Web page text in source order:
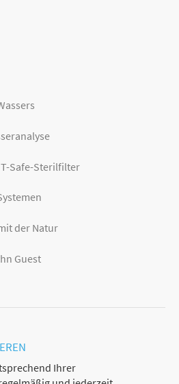
Safe-Sterilfilter
der Natur
Guest
Ihrer